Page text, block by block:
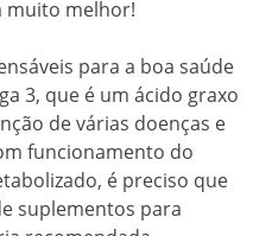
muito melhor!
para a boa saúde
3, que é um ácido graxo
de várias doenças e
funcionamento do
é preciso que
suplementos para